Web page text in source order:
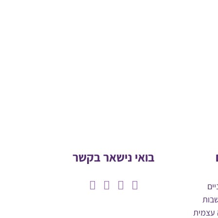
עצמית
בואי נישאר בקשר